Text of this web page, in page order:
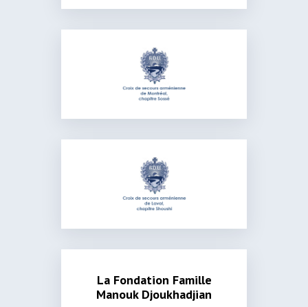
La Fondation Famille
Manouk Djoukhadjian